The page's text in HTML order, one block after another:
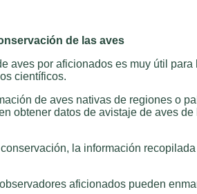
de las aves
aves por aficionados es muy útil
científicos.
de aves nativas de regiones o
obtener datos de avistaje de aves
la información
aficionados pueden